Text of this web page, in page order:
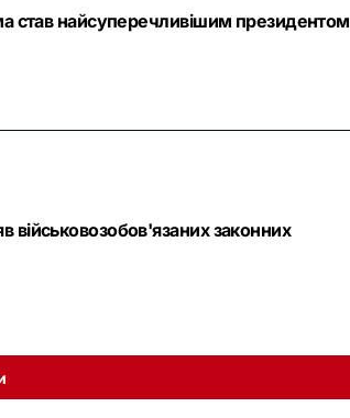
став найсуперечливішим президентом
військовозобов'язаних законних